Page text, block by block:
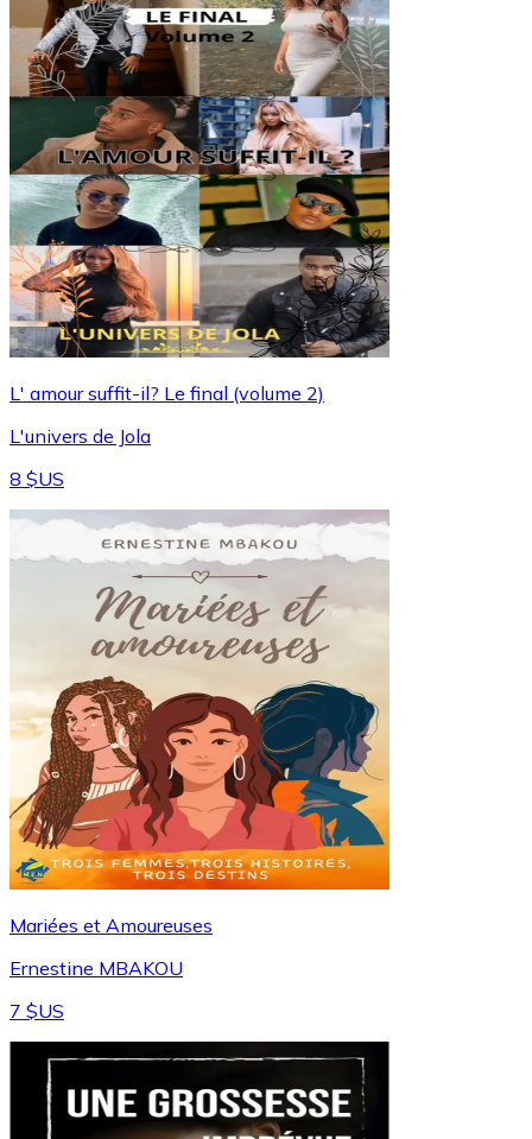
L' amour suffit-il? Le final (volume 2)
L'univers de Jola
8 $US
Mariées et Amoureuses
Ernestine MBAKOU
7 $US